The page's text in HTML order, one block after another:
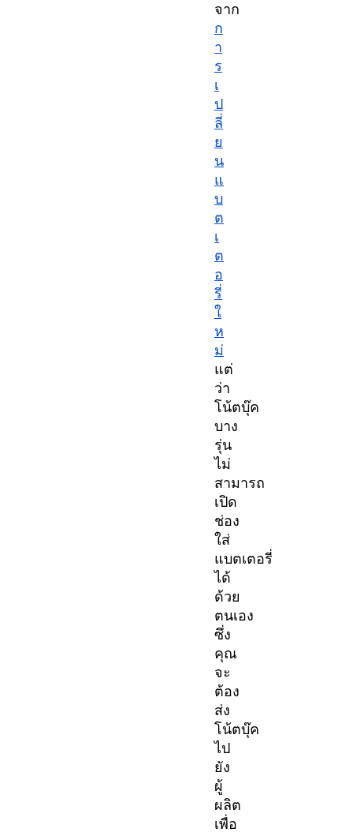
จาก
ก
า
ร
เ
ป
ลี่
ย
น
แ
บ
ต
เ
ต
อ
รี่
ใ
ห
ม่
แต่
ว่า
โน้ตบุ๊ค
บาง
รุ่น
ไม่
สามารถ
เปิด
ช่อง
ใส่
แบตเตอรี่
ได้
ด้วย
ตนเอง
ซึ่ง
คุณ
จะ
ต้อง
ส่ง
โน้ตบุ๊ค
ไป
ยัง
ผู้
ผลิต
เพื่อ